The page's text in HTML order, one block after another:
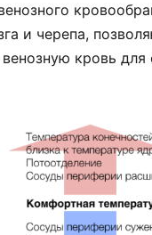
и черепа,
венозную кровь